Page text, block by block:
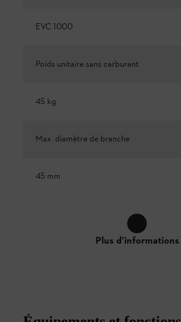
EVC 1000
Poids unitaire sans carburant
45 kg
Max. diamètre de branche
45 mm
Plus d'informations